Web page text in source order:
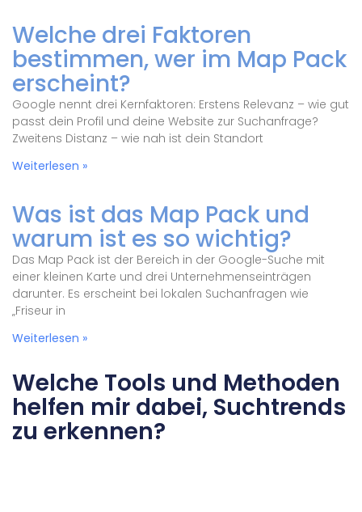
Welche drei Faktoren
bestimmen, wer im Map Pack
erscheint?
Google nennt drei Kernfaktoren: Erstens Relevanz – wie gut
passt dein Profil und deine Website zur Suchanfrage?
Zweitens Distanz – wie nah ist dein Standort
Weiterlesen »
Was ist das Map Pack und
warum ist es so wichtig?
Das Map Pack ist der Bereich in der Google-Suche mit
einer kleinen Karte und drei Unternehmenseinträgen
darunter. Es erscheint bei lokalen Suchanfragen wie
„Friseur in
Weiterlesen »
Welche Tools und Methoden
helfen mir dabei, Suchtrends
zu erkennen?